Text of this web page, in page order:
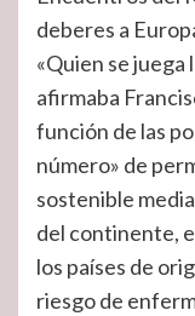
deberes a
«Quien se juega
afirmaba
función de las
número» de
sostenible
del continente,
los países de
riesgo de